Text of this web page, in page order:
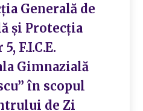
Generală de
și Protecția
F.I.C.E.
Gimnazială
în scopul
de Zi